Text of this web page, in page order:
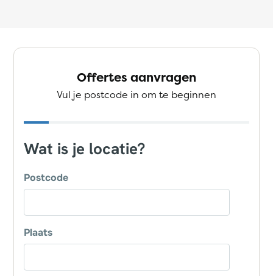
Offertes aanvragen
Vul je postcode in om te beginnen